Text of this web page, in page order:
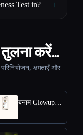
Test in? +
तुलना करें…
क्षमताएँ और
बनाम Glowup AI